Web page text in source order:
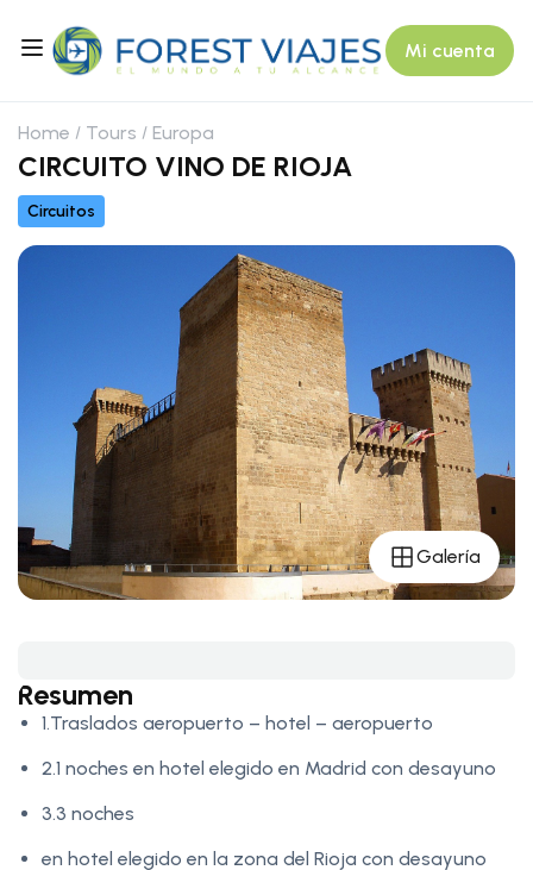
Mi cuenta
Home Tours Europa
CIRCUITO VINO DE RIOJA
Circuitos
Galería
Resumen
1.Traslados aeropuerto – hotel – aeropuerto
2.1 noches en hotel elegido en Madrid con desayuno
3.3 noches
en hotel elegido en la zona del Rioja con desayuno